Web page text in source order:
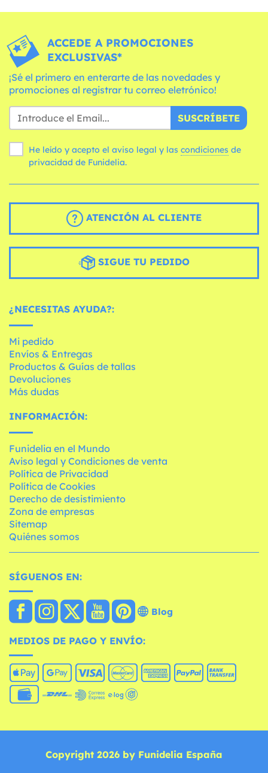
ACCEDE A PROMOCIONES
EXCLUSIVAS*
¡Sé el primero en enterarte de las novedades y
promociones al registrar tu correo eletrónico!
SUSCRÍBETE
He leído y acepto el aviso legal y las condiciones
privacidad de Funidelia.
ATENCIÓN AL CLIENTE
SIGUE TU PEDIDO
¿NECESITAS AYUDA?:
Mi pedido
Envíos & Entregas
Productos & Guías de tallas
Devoluciones
Más dudas
INFORMACIÓN:
Funidelia en el Mundo
Aviso legal y Condiciones de venta
Política de Privacidad
Política de Cookies
Derecho de desistimiento
Zona de empresas
Sitemap
Quiénes somos
SÍGUENOS EN:
Blog
MEDIOS DE PAGO Y ENVÍO:
Copyright 2026 by Funidelia España